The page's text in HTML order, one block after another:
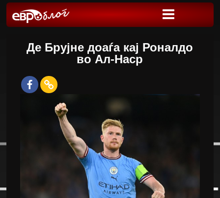
Де Брујне доаѓа кај Роналдо
во Ал-Наср